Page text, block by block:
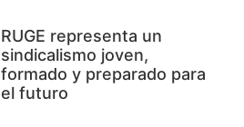
RUGE representa un
sindicalismo joven,
formado y preparado para
el futuro